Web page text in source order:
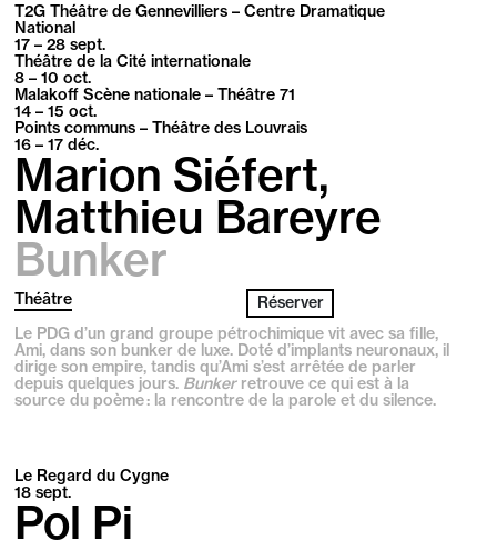
T2G Théâtre de Gennevilliers – Centre Dramatique
National
17 – 28sept.
Théâtre de la Cité internationale
8 – 10oct.
Malakoff Scène nationale – Théâtre 71
14 – 15oct.
Points communs – Théâtre des Louvrais
16 – 17déc.
Marion Siéfert,
Matthieu Bareyre
Bunker
Théâtre
Réserver
Le PDG d’un grand groupe pétrochimique vit avec sa fille,
Ami, dans son bunker de luxe. Doté d’implants neuronaux, il
dirige son empire, tandis qu’Ami s’est arrêtée de parler
depuis quelques jours. Bunkerretrouve ce qui est à la
source du poème : la rencontre de la parole et du silence.
Le Regard du Cygne
18sept.
Pol Pi